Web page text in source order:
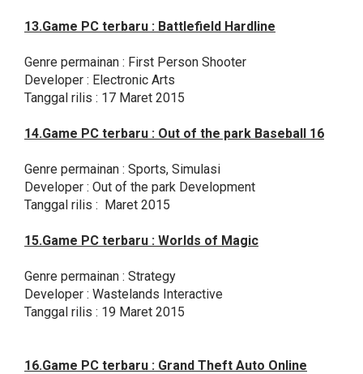
13.Game PC terbaru : Battlefield Hardline
Genre permainan : First Person Shooter
Developer : Electronic Arts
Tanggal rilis : 17 Maret 2015
14.Game PC terbaru : Out of the park Baseball 16
Genre permainan : Sports, Simulasi
Developer : Out of the park Development
Tanggal rilis : Maret 2015
15.Game PC terbaru : Worlds of Magic
Genre permainan : Strategy
Developer : Wastelands Interactive
Tanggal rilis : 19 Maret 2015
16.Game PC terbaru : Grand Theft Auto Online